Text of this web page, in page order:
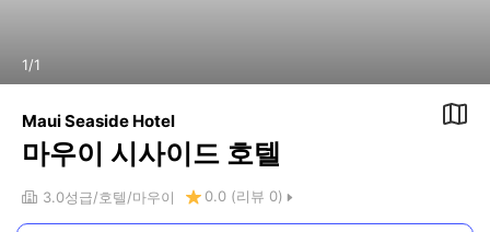
1/1
Maui Seaside Hotel
마우이 시사이드 호텔
3.0성급 호텔 마우이 0.0 (리뷰 0)